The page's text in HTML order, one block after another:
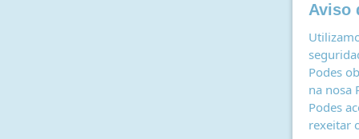
Aviso
Podes
na nosa
Podes
rexeitar